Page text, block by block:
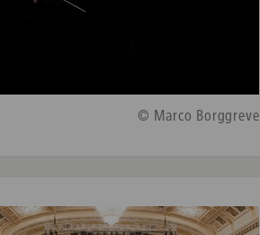
© Marco Borggreve